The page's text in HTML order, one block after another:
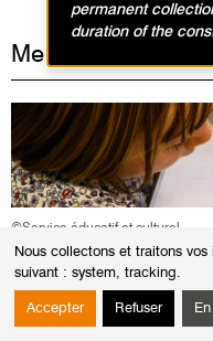
Nous collectons et traitons
suivant : system, tracking.
Accepter Refuser
Mercredi 17
©Service éducatif et culturel
Au fil des saisons /
ANIMATIONS / ATELIER ARTS
permanent
duration of the